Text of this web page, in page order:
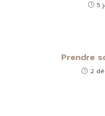
5
Prendre
2